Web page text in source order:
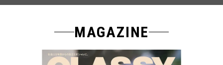
MAGAZINE